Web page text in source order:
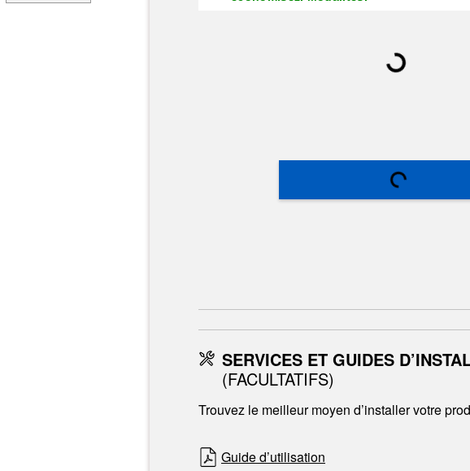
SERVICES ET GUIDES
(FACULTATIFS)
Trouvez le meilleur moyen d’installer votre
Guide d’utilisation